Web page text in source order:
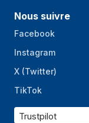
Nous suivre
Facebook
Instagram
X (Twitter)
TikTok
Trustpilot